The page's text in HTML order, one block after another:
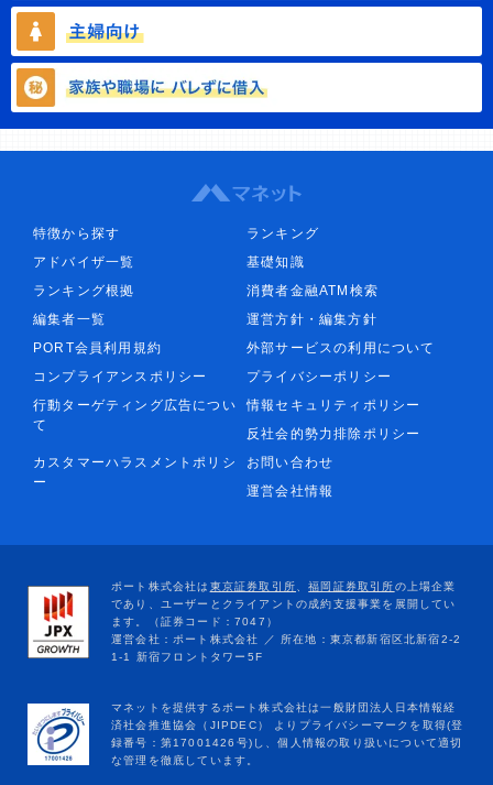
特徴から探す
ランキング
アドバイザ一覧
基礎知識
ランキング根拠
消費者金融ATM検索
編集者一覧
運営方針・編集方針
PORT会員利用規約
外部サービスの利用について
コンプライアンスポリシー
プライバシーポリシー
行動ターゲティング広告につい
て
情報セキュリティポリシー
反社会的勢力排除ポリシー
カスタマーハラスメントポリシ
ー
お問い合わせ
運営会社情報